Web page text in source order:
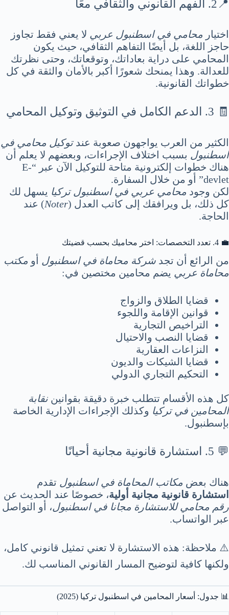
📍2. الفهم القانوني والثقافي معًا
اختيار محامي في اسطنبول عربي لا يعني فقط تجاوز
حاجز اللغة، بل أيضًا التفاهم الثقافي، حيث يكون
المحامي على دراية بعاداتك، وتوقعاتك، وحتى نظرتك
للعدالة. وهذا يمنحك شعورًا أكبر بالأمان والثقة في كل
خطواتك القانونية.
🧾 3. الدعم الكامل في التوثيق وتوكيل المحامي
الكثير من العرب يواجهون صعوبة عندتوكيل محامي في
اسطنبول بسبب اختلاف الإجراءات، وبعضهم لا يعلم أن
هناك خطوات إلكترونية متاحة للتوكيل الآن عبر “E-
devlet” أو من خلال السفارة.
لكن وجود محامي عربي في اسطنبول تركيا يسهل لك
كل ذلك، بل ويرافقك إلى كاتب العدل (Noter) عند
الحاجة.
💼 4. تعدد التخصصات: اختر محاميك بحسب قضيتك
من الرائع أن تجد شركة محاماة في اسطنبول أو مكتب
محاماة عربي يضم محامين مختصين في:
قضايا الطلاق والزواج
قوانين الإقامة واللجوء
التراخيص التجارية
قضايا النصب والاحتيال
النزاعات العقارية
قضايا الشيكات والديون
التحكيم التجاري الدولي
كل هذه الأقسام تتطلب خبرة دقيقة بقوانين نقابة
المحامين في تركيا وكذلك الإجراءات الإدارية الخاصة
بإسطنبول.
💬 5. استشارة قانونية مجانية أحيانًا
هناك بعض مكاتب المحاماة في اسطنبول تقدم
استشارة قانونية مجانية أولية، خصوصًا عند الحديث عن
رقم محامي للاستشارة مجانا في اسطنبول، أو التواصل
عبر الواتساب.
⚠️ ملاحظة: هذه الاستشارة لا تعني تمثيل قانوني كامل،
ولكنها كافية لتوضيح المسار القانوني المناسب لك.
📊 جدول: أسعار المحامين في اسطنبول تركيا (2025)